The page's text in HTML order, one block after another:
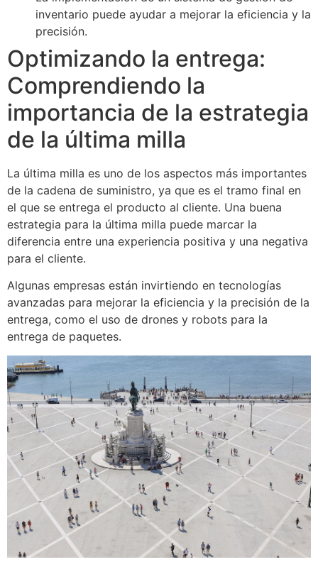
inventario puede ayudar a mejorar la eficiencia y la
precisión.
Optimizando la entrega:
Comprendiendo la
importancia de la estrategia
de la última milla
La última milla es uno de los aspectos más importantes
de la cadena de suministro, ya que es el tramo final en
el que se entrega el producto al cliente. Una buena
estrategia para la última milla puede marcar la
diferencia entre una experiencia positiva y una negativa
para el cliente.
Algunas empresas están invirtiendo en tecnologías
avanzadas para mejorar la eficiencia y la precisión de la
entrega, como el uso de drones y robots para la
entrega de paquetes.